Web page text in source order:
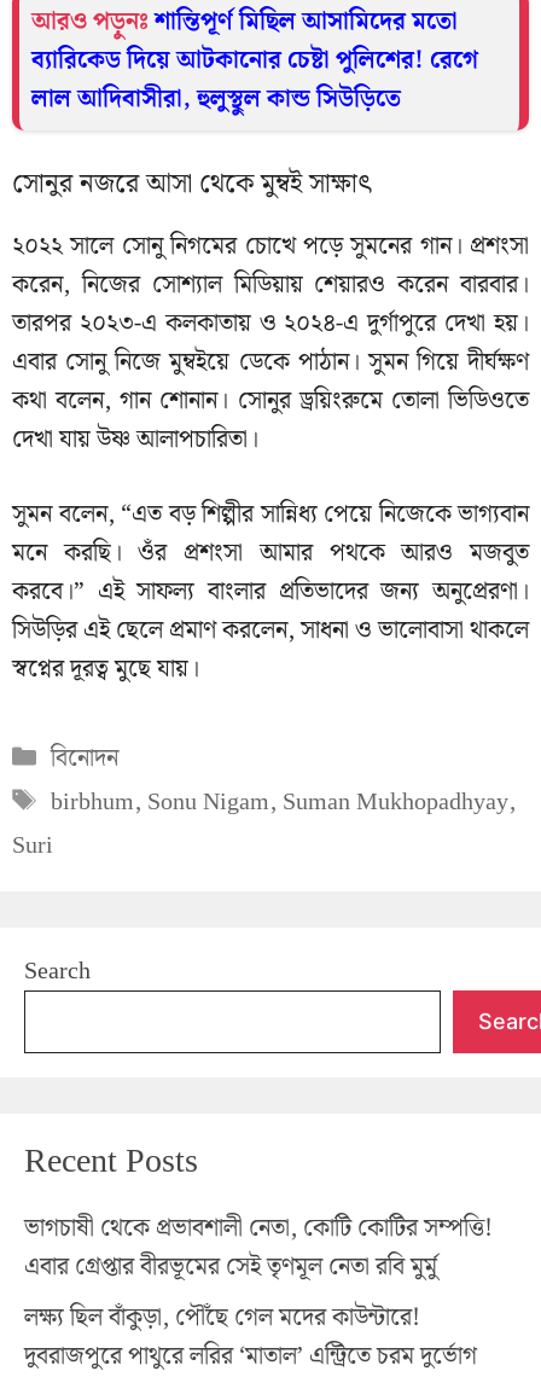
আরও পড়ুনঃশান্তিপূর্ণ মিছিল আসামিদের মতো
ব্যারিকেড দিয়ে আটকানোর চেষ্টা পুলিশের! রেগে
লাল আদিবাসীরা, হুলুস্থুল কান্ড সিউড়িতে
সোনুর নজরে আসা থেকে মুম্বই সাক্ষাৎ
২০২২ সালে সোনু নিগমের চোখে পড়ে সুমনের গান। প্রশংসা
করেন, নিজের সোশ্যাল মিডিয়ায় শেয়ারও করেন বারবার।
তারপর ২০২৩-এ কলকাতায় ও ২০২৪-এ দুর্গাপুরে দেখা হয়।
এবার সোনু নিজে মুম্বইয়ে ডেকে পাঠান। সুমন গিয়ে দীর্ঘক্ষণ
কথা বলেন, গান শোনান। সোনুর ড্রয়িংরুমে তোলা ভিডিওতে
দেখা যায় উষ্ণ আলাপচারিতা।
সুমন বলেন, “এত বড় শিল্পীর সান্নিধ্য পেয়ে নিজেকে ভাগ্যবান
মনে করছি। ওঁর প্রশংসা আমার পথকে আরও মজবুত
করবে।” এই সাফল্য বাংলার প্রতিভাদের জন্য অনুপ্রেরণা।
সিউড়ির এই ছেলে প্রমাণ করলেন, সাধনা ও ভালোবাসা থাকলে
স্বপ্নের দূরত্ব মুছে যায়।
Categories
বিনোদন
Tags
birbhum, Sonu Nigam, Suman Mukhopadhyay,
Suri
Search
Recent Posts
ভাগচাষী থেকে প্রভাবশালী নেতা, কোটি কোটির সম্পত্তি!
এবার গ্রেপ্তার বীরভূমের সেই তৃণমূল নেতা রবি মুর্মু
লক্ষ্য ছিল বাঁকুড়া, পৌঁছে গেল মদের কাউন্টারে!
দুবরাজপুরে পাথুরে লরির ‘মাতাল’ এন্ট্রিতে চরম দুর্ভোগ